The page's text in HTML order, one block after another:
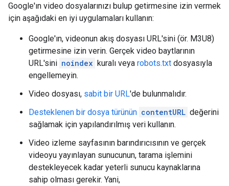
Google'ın video dosyalarınızı bulup getirmesine izin vermek
için aşağıdaki en iyi uygulamaları kullanın:
Google'ın, videonun akış dosyası URL'sini (ör. M3U8)
getirmesine izin verin. Gerçek video baytlarının
URL'sini noindex kuralı veya robots.txt dosyasıyla
engellemeyin.
Video dosyası, sabit bir URL'de bulunmalıdır.
Desteklenen bir dosya türünün contentURL değerini
sağlamak için yapılandırılmış veri kullanın.
Video izleme sayfasının barındırıcısının ve gerçek
videoyu yayınlayan sunucunun, tarama işlemini
destekleyecek kadar yeterli sunucu kaynaklarına
sahip olması gerekir. Yani,